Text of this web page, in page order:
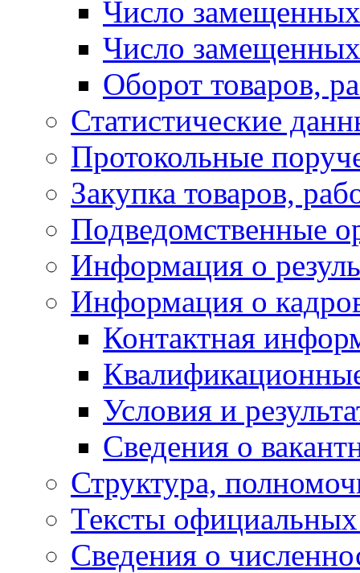
Число
Число
Оборот товаров,
Статистические
Протокольные
Закупка товаров,
Подведомственные
Информация о
Информация о
Контактная
Условия и
Сведения о
Структура,
Тексты
Сведения о